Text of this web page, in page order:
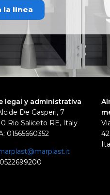
la línea
legal y administrativa
De Gasperi, 7
Rio Saliceto RE, Italy
01565660352